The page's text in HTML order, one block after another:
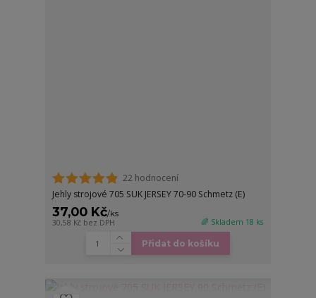
22 hodnocení
Jehly strojové 705 SUK JERSEY 70-90 Schmetz (E)
37,00 Kč/ks
30,58 Kč bez DPH 🌈 Skladem 18 ks
Přidat do košíku